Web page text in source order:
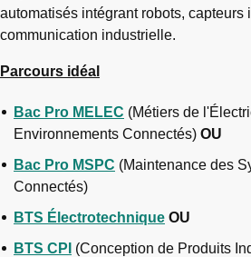
automatisés intégrant robots, capteurs
communication industrielle.
Parcours idéal
Bac Pro MELEC (Métiers de
Environnements Connectés) OU
Bac Pro MSPC (Maintenance des
Connectés)
BTS Électrotechnique OU
BTS CPI (Conception de Produits